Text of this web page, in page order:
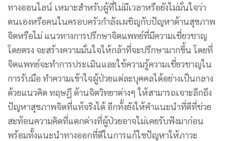
ทางออนไลน์ เหมาะสำหรับผู้ที่ไม่มีเวลาหรือยังไม่มั่นใจว่า
ตนเองหรือคนในครอบครัวกำลังเผชิญกับปัญหาด้านสุขภาพ
จิตหรือไม่ แนวทางการปรึกษาจิตแพทย์ที่มีความเชี่ยวชาญ
โดยตรง จะสร้างความมั่นใจให้กล้าที่จะปรึกษามากขึ้น โดยที่
จิตแพทย์จะทำการประเมินและใช้ความรู้ความเชี่ยวชาญใน
การรับมือ ทำความเข้าใจผู้ป่วยแต่ละบุคคลได้อย่างเป็นกลาง
ด้วยแนวคิด ทฤษฎี ด้านจิตวิทยาต่างๆ ให้สามารถเจาะลึกถึง
ปัญหาสุขภาพจิตที่แท้จริงได้ อีกทั้งยังให้คำแนะนำที่ดีที่ช่วย
สะท้อนความคิดที่แตกต่างที่ผู้ป่วยอาจไม่เคยรับฟังมาก่อน
พร้อมทั้งแนะนำทางออกที่ดีในการแก้ไขปัญหาให้ภาวะ